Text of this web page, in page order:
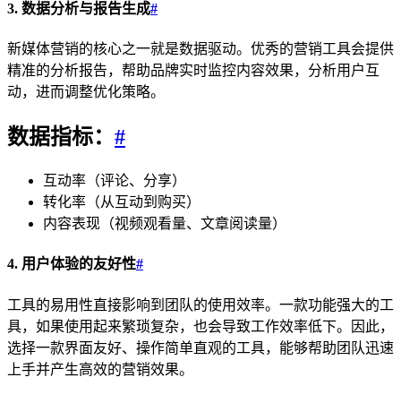
3. 数据分析与报告生成#
新媒体营销的核心之一就是数据驱动。优秀的营销工具会提供
精准的分析报告，帮助品牌实时监控内容效果，分析用户互
动，进而调整优化策略。
数据指标： #
互动率（评论、分享）
转化率（从互动到购买）
内容表现（视频观看量、文章阅读量）
4. 用户体验的友好性#
工具的易用性直接影响到团队的使用效率。一款功能强大的工
具，如果使用起来繁琐复杂，也会导致工作效率低下。因此，
选择一款界面友好、操作简单直观的工具，能够帮助团队迅速
上手并产生高效的营销效果。